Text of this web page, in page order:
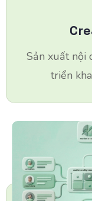
Sản xuất nội
triển